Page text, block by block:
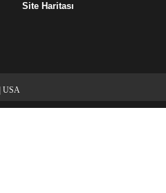
Site Haritası
USA